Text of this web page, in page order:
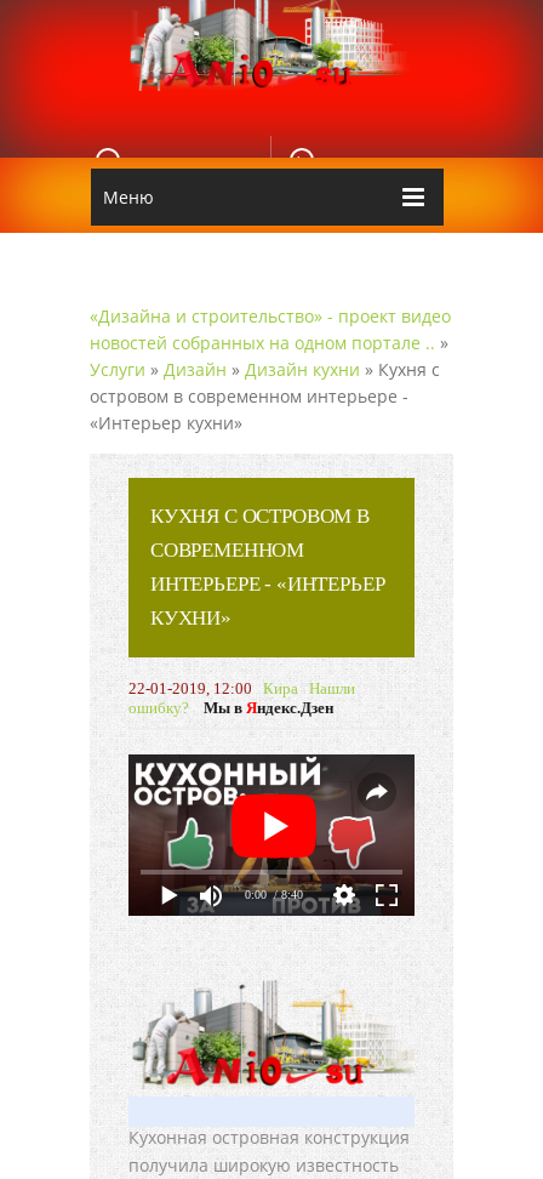
КОНТАКТЫ
E-MAIL
Меню
«Дизайна и строительство» - проект видео
новостей собранных на одном портале .. »
Услуги » Дизайн » Дизайн кухни » Кухня с
островом в современном интерьере -
«Интерьер кухни»
КУХНЯ С ОСТРОВОМ В
СОВРЕМЕННОМ
ИНТЕРЬЕРЕ - «ИНТЕРЬЕР
КУХНИ»
22-01-2019, 12:00 Кира Нашли
ошибку?
Мы в Яндекс.Дзен
0:00 / 8:40
Кухонная островная конструкция
получила широкую известность